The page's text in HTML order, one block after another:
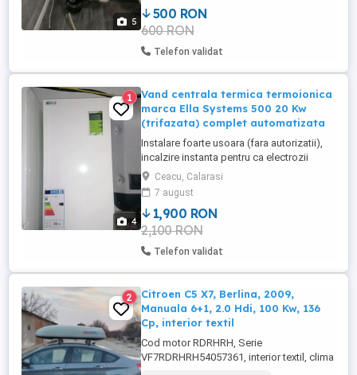
5
contactor de lucru, riiglete, 2 termometre
lucru, una supapa de siguranta. Instalare
usoara, incalzire instanta ...
500 RON
600 RON
Telefon validat
4
1
Vand centrala termica termoionica
marca Ella Systems 500 20 Kw
(trifazata) complet automatizata
Instalare foarte usoara (fara autorizatii),
incalzire instanta pentru ca electrozii
incalzesc direct in masa agentul termic.
Se preteaza foarte bine pentru incalzirea
in pardoseala cu agent termic (IPAT) dar si
la incalzirea prin calorifere. La incalzirea in
pardoseala aveti nevoie de tempertura
mica ...
Ceacu, Calarasi
7 august
1,900 RON
2,100 RON
Telefon validat
2
Citroen C5 X7, Berlina, 2009,
Manuala 6+1, 2.0 Hdi, 100 Kw, 136
Cp, interior textil
Cod motor RDRHRH, Serie
VF7RDRHRH54057361, interior textil, clima